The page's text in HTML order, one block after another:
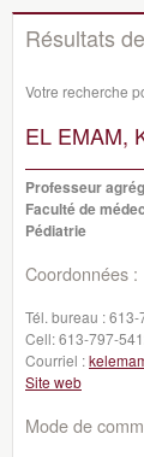
Résultats
Votre recherche
EL EMAM,
Professeur
Faculté de
Pédiatrie
Coordonnées :
Tél. bureau :613-
Cell:613-797-
Courriel :
Site web
Mode de